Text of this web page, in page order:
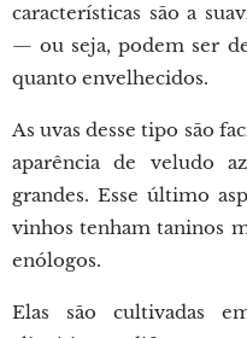
características são a
— ou seja, podem ser
quanto envelhecidos.
As uvas desse tipo são
aparência de veludo
grandes. Esse último
vinhos tenham taninos
enólogos.
Elas são cultivadas